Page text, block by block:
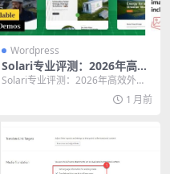
Wordpress
Solari专业评测：2026年高效
外贸建站必备WordPress主题
Solari专业评测：2026年高效外贸
建站必备WordPress主题指南 在2...
1 月前